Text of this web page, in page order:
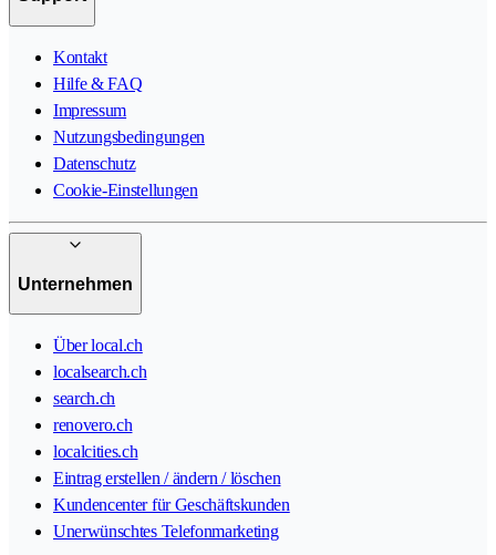
Kontakt
Hilfe & FAQ
Impressum
Nutzungsbedingungen
Datenschutz
Cookie-Einstellungen
Unternehmen
Über local.ch
localsearch.ch
search.ch
renovero.ch
localcities.ch
Eintrag erstellen / ändern / löschen
Kundencenter für Geschäftskunden
Unerwünschtes Telefonmarketing